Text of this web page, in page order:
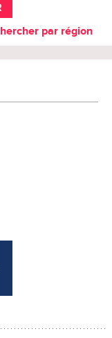
par région